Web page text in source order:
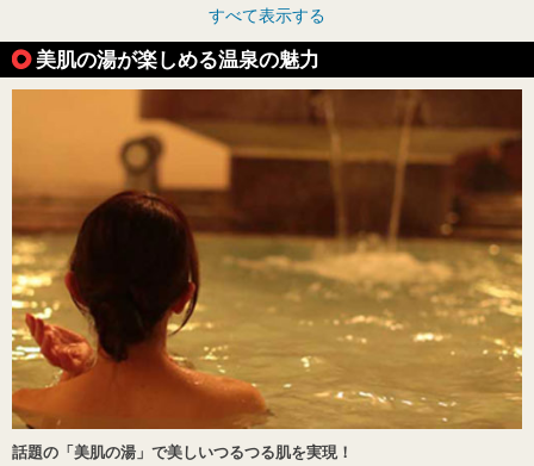
すべて表示する
美肌の湯が楽しめる温泉の魅力
話題の「美肌の湯」で美しいつるつる肌を実現！